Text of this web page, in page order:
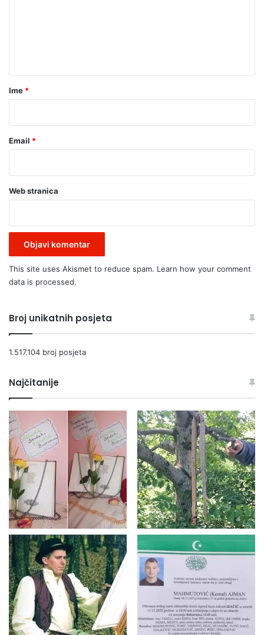
rIme *
Email *
Web stranica
This site uses Akismet to reduce spam. Learn how your comment
data is processed.
Broj unikatnih posjeta
1.517.104 broj posjeta
Najčitanije